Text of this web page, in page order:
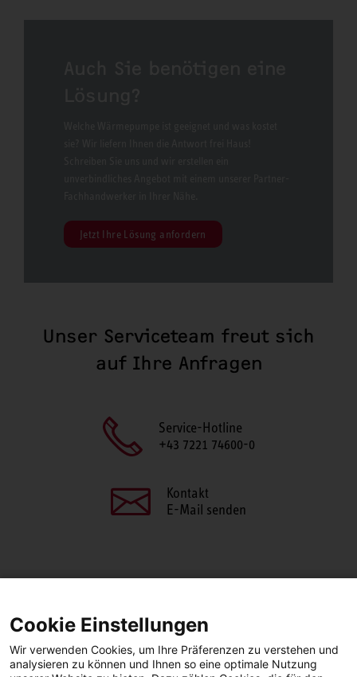
Jetzt Ihre Lösung anfordern
Unser Serviceteam freut sich
auf Ihre Anfragen
Service-Hotline
+43 7221 74600-0
Kontakt
E-Mail senden
FacebookLinkedIn
Cookie Einstellungen
Wir verwenden Cookies, um Ihre Präferenzen zu verstehen und
analysieren zu können und Ihnen so eine optimale Nutzung